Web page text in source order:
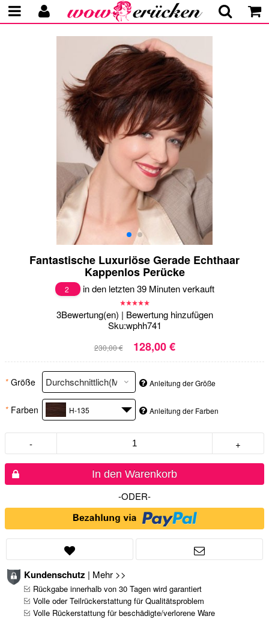
Fantastische Luxuriöse Gerade Echthaar
Kappenlos Perücke
2 in den letzten 39 Minuten verkauft
3Bewertung(en) | Bewertung hinzufügen
Sku:wphh741
230,00 € 128,00 €
* Größe Anleitung der Größe
* Farben H-135 Anleitung der Farben
- +
In den Warenkorb
-ODER-
Kundenschutz | Mehr >>
Rückgabe innerhalb von 30 Tagen wird garantiert
Volle oder Teilrückerstattung für Qualitätsproblem
Volle Rückerstattung für beschädigte/verlorene Ware